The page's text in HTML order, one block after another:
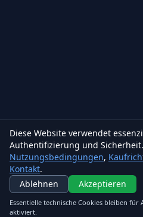
Diese Website verwendet
Authentifizierung und Sicherheit.
Nutzungsbedingungen,
Kontakt.
Ablehnen
Akzeptieren
Essentielle technische Cookies bleiben
aktiviert.
Keylicius
Eurekatic OÜ
Sepapaja tn 6, Tallinn, Estonia